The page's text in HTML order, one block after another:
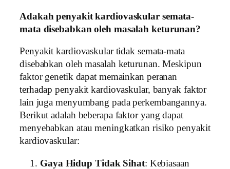
Adakah penyakit kardiovaskular semata-
mata disebabkan oleh masalah keturunan?
Penyakit kardiovaskular tidak semata-mata
disebabkan oleh masalah keturunan. Meskipun
faktor genetik dapat memainkan peranan
terhadap penyakit kardiovaskular, banyak faktor
lain juga menyumbang pada perkembangannya.
Berikut adalah beberapa faktor yang dapat
menyebabkan atau meningkatkan risiko penyakit
kardiovaskular:
Gaya Hidup Tidak Sihat: Kebiasaan